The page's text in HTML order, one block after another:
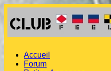
Accueil
Forum